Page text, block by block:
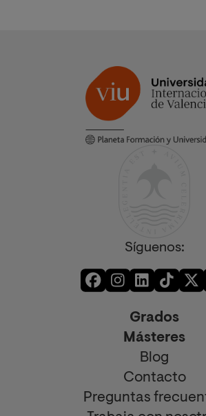
Síguenos:
Grados
Másteres
Blog
Contacto
Preguntas